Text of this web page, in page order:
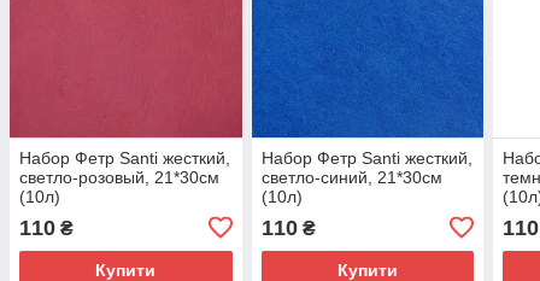
Набор Фетр Santi жесткий,
светло-розовый, 21*30см
(10л)
110 ₴
Купити
Набор Фетр Santi жесткий,
светло-синий, 21*30см
(10л)
110₴
Купити
110